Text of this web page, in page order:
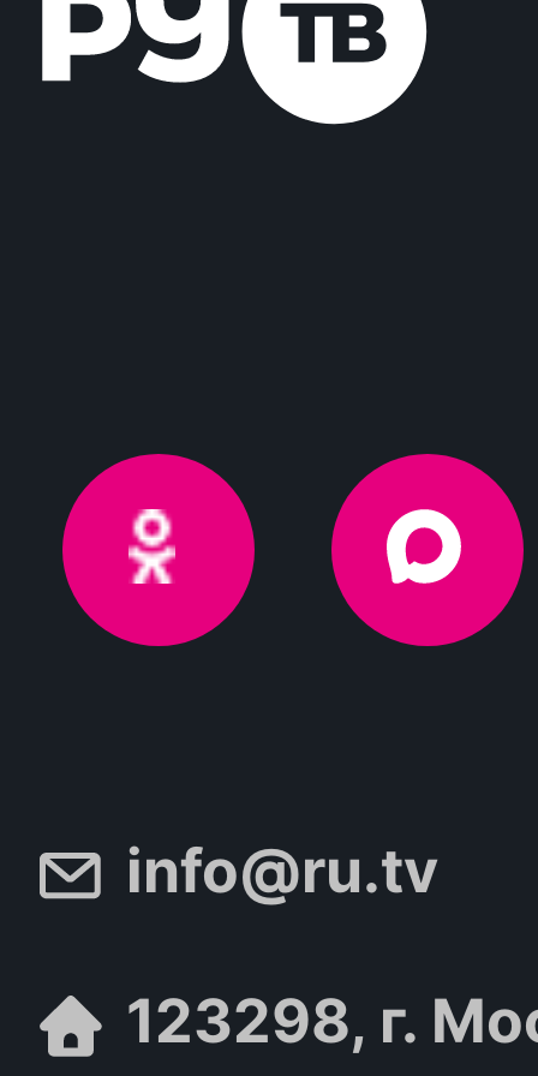
info@ru.tv
123298, г.